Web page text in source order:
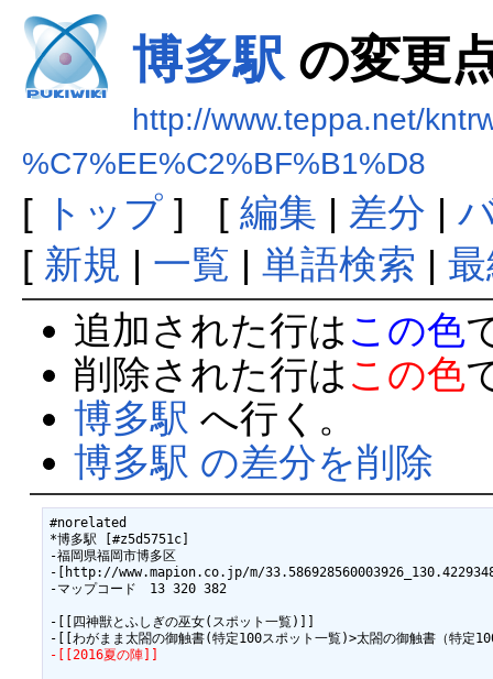
博多駅 の変更
http://www.teppa.net/
%C7%EE%C2%BF%B1%D8
[ トップ] [ 編集 | 差分 |
[ 新規 | 一覧 | 単語検索 |
追加された行は この色
削除された行は この色
博多駅 へ行く。
博多駅 の差分を削除
#norelated
*博多駅 [#z5d5751c]
-福岡県福岡市博多区
-[http://www.mapion.co.jp/m/
-マップコード　13 320 382
-[[四神獣とふしぎの巫女(スポット一覧)]]
-[[2016夏の陣]]